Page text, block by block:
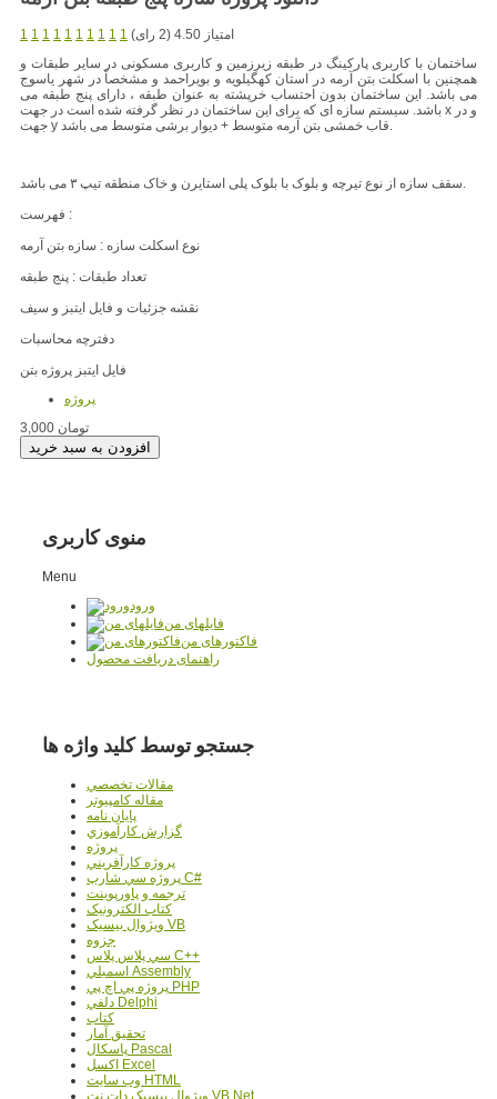
1 1 1 1 1 1 1 1 1 1
امتیاز 4.50 (2 رای)
ساختمان با کاربری پارکینگ در طبقه زیرزمین و کاربری مسکونی در سایر طبقات و
همچنین با اسکلت بتن آرمه در استان کهگیلویه و بویراحمد و مشخصاً در شهر یاسوج
می باشد. این ساختمان بدون احتساب خرپشته به عنوان طبقه ، دارای پنج طبقه می
باشد. سیستم سازه ای که برای این ساختمان در نظر گرفته شده است در جهت x و در
جهت y قاب خمشی بتن آرمه متوسط + دیوار برشی متوسط می باشد.
سقف سازه از نوع تیرچه و بلوک با بلوک پلی استایرن و خاک منطقه تیپ ۳ می باشد.
فهرست :
نوع اسکلت سازه : سازه بتن آرمه
تعداد طبقات : پنج طبقه
نقشه جزئیات و فایل ایتبز و سیف
دفترچه محاسبات
فایل ایتبز پروژه بتن
پروژه
3,000 تومان
منوی کاربری
Menu
ورود
فایلهای من
فاکتورهای من
راهنمای دریافت محصول
جستجو توسط کلید واژه ها
مقالات تخصصي
مقاله کامپیوتر
پایان نامه
گزارش کارآموزي
پروژه
پروژه کارآفريني
پروژه سي شارپ C#
ترجمه و پاورپوينت
کتاب الکترونيک
ويژوال بيسيک VB
جزوه
سي پلاس پلاس C++
اسمبلي Assembly
پروژه پي اچ پي PHP
دلفي Delphi
کتاب
تحقيق آمار
پاسکال Pascal
اکسل Excel
وب سايت HTML
ويژوال بيسيک دات نت VB.Net